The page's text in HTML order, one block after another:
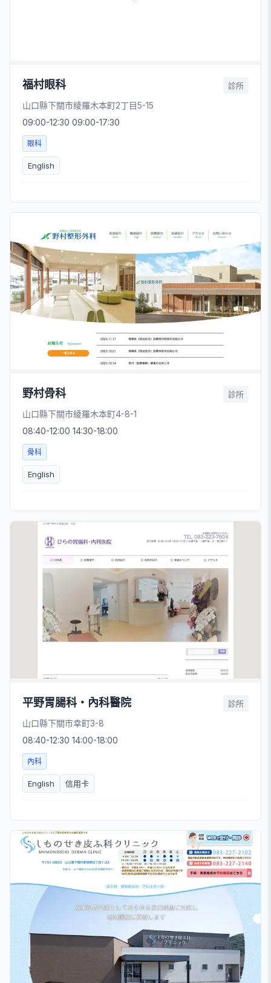
福村眼科 診所
山口縣下關市綾羅木本町2丁目5-15
09:00-12:30 09:00-17:30
眼科
English
野村骨科 診所
山口縣下關市綾羅木本町4-8-1
08:40-12:00 14:30-18:00
骨科
English
平野胃腸科・內科醫院 診所
山口縣下關市幸町3-8
08:40-12:30 14:00-18:00
內科
English 信用卡